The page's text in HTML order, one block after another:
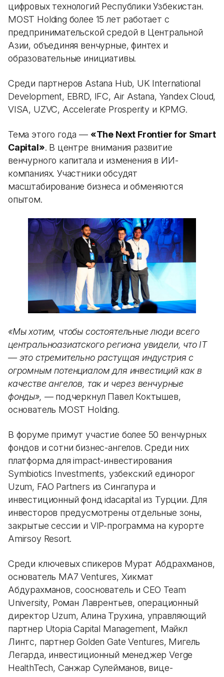
цифровых технологий Республики Узбекистан.
MOST Holding более 15 лет работает с
предпринимательской средой в Центральной
Азии, объединяя венчурные, финтех и
образовательные инициативы.
Среди партнеров Astana Hub, UK International
Development, EBRD, IFC, Air Astana, Yandex Cloud,
VISA, UZVC, Accelerate Prosperity и KPMG.
Тема этого года — «The Next Frontier for Smart
Capital». В центре внимания развитие
венчурного капитала и изменения в ИИ-
компаниях. Участники обсудят
масштабирование бизнеса и обменяются
опытом.
«Мы хотим, чтобы состоятельные люди всего
центральноазиатского региона увидели, что IT
— это стремительно растущая индустрия с
огромным потенциалом для инвестиций как в
качестве ангелов, так и через венчурные
фонды», — подчеркнул Павел Коктышев,
основатель MOST Holding.
В форуме примут участие более 50 венчурных
фондов и сотни бизнес-ангелов. Среди них
платформа для impact-инвестирования
Symbiotics Investments, узбекский единорог
Uzum, FAO Partners из Сингапура и
инвестиционный фонд idacapital из Турции. Для
инвесторов предусмотрены отдельные зоны,
закрытые сессии и VIP-программа на курорте
Amirsoy Resort.
Среди ключевых спикеров Мурат Абдрахманов,
основатель MA7 Ventures, Хикмат
Абдурахманов, сооснователь и CEO Team
University, Роман Лаврентьев, операционный
директор Uzum, Алина Трухина, управляющий
партнер Utopia Capital Management, Майкл
Линтс, партнер Golden Gate Ventures, Мигель
Легарда, инвестиционный менеджер Verge
HealthTech, Санжар Сулейманов, вице-